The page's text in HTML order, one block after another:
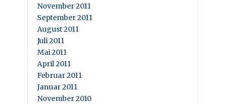
November 2011
September 2011
August 2011
Juli 2011
Mai 2011
April 2011
Februar 2011
Januar 2011
November 2010